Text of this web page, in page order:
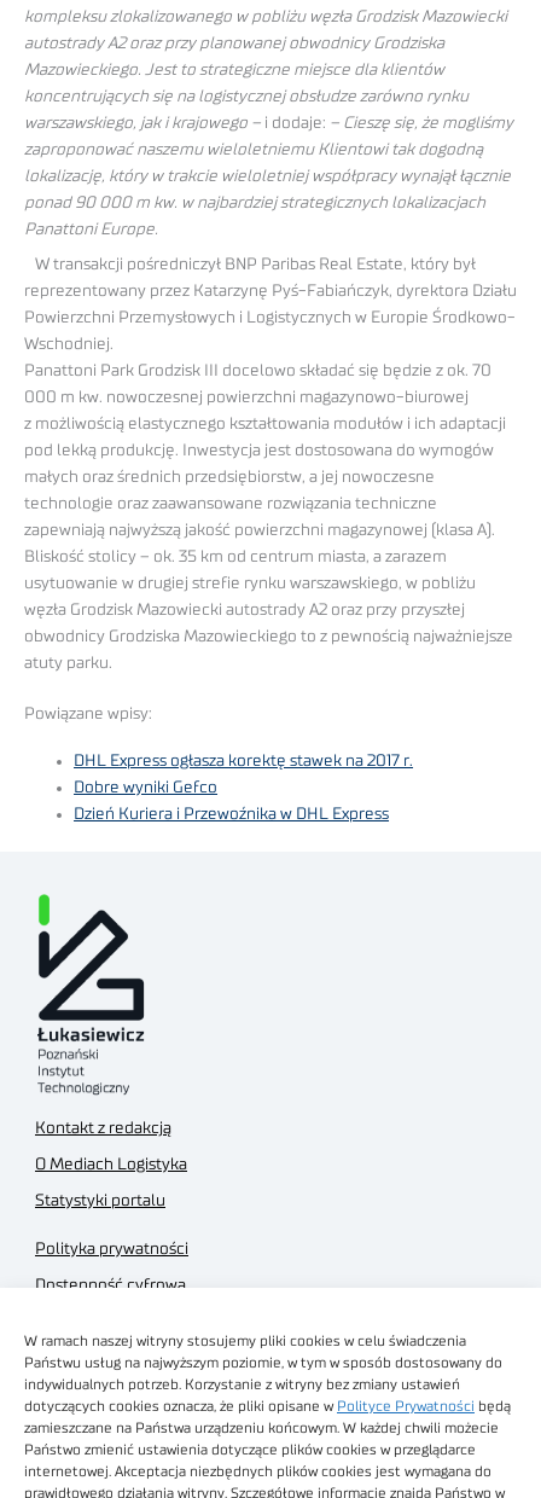
W ramach naszej witryny stosujemy pliki cookies w celu świadczenia
Państwu usług na najwyższym poziomie, w tym w sposób dostosowany do
indywidualnych potrzeb. Korzystanie z witryny bez zmiany ustawień
dotyczących cookies oznacza, że pliki opisane w Polityce Prywatności będą
zamieszczane na Państwa urządzeniu końcowym. W każdej chwili możecie
Państwo zmienić ustawienia dotyczące plików cookies w przeglądarce
internetowej. Akceptacja niezbędnych plików cookies jest wymagana do
prawidłowego działania witryny. Szczegółowe informacje znajdą Państwo w
kompleksu zlokalizowanego w pobliżu węzła Grodzisk Mazowiecki
autostrady A2 oraz przy planowanej obwodnicy Grodziska
Mazowieckiego. Jest to strategiczne miejsce dla klientów
koncentrujących się na logistycznej obsłudze zarówno rynku
warszawskiego, jak i krajowego – i dodaje: – Cieszę się, że mogliśmy
zaproponować naszemu wieloletniemu Klientowi tak dogodną
lokalizację, który w trakcie wieloletniej współpracy wynajął łącznie
ponad 90 000 m kw. w najbardziej strategicznych lokalizacjach
Panattoni Europe.
W transakcji pośredniczył BNP Paribas Real Estate, który był
reprezentowany przez Katarzynę Pyś-Fabiańczyk, dyrektora Działu
Powierzchni Przemysłowych i Logistycznych w Europie Środkowo-
Wschodniej.
Panattoni Park Grodzisk III docelowo składać się będzie z ok. 70
000 m kw. nowoczesnej powierzchni magazynowo-biurowej
z możliwością elastycznego kształtowania modułów i ich adaptacji
pod lekką produkcję. Inwestycja jest dostosowana do wymogów
małych oraz średnich przedsiębiorstw, a jej nowoczesne
technologie oraz zaawansowane rozwiązania techniczne
zapewniają najwyższą jakość powierzchni magazynowej (klasa A).
Bliskość stolicy – ok. 35 km od centrum miasta, a zarazem
usytuowanie w drugiej strefie rynku warszawskiego, w pobliżu
węzła Grodzisk Mazowiecki autostrady A2 oraz przy przyszłej
obwodnicy Grodziska Mazowieckiego to z pewnością najważniejsze
atuty parku.
Powiązane wpisy:
DHL Express ogłasza korektę stawek na 2017 r.
Dobre wyniki Gefco
Dzień Kuriera i Przewoźnika w DHL Express
Kontakt z redakcją
O Mediach Logistyka
Statystyki portalu
Polityka prywatności
Dostępność cyfrowa
Regulamin sklepu
Obrazy stockowe